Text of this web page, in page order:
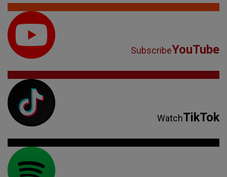
SubscribeYouTube
WatchTikTok